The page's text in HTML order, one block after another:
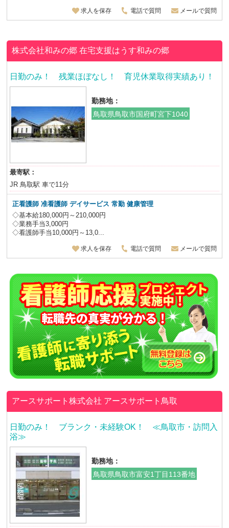
求人を保存 電話で質問 メールで質問
株式会社和みの郷在宅支援はうす和みの郷
日勤のみ！ 残業ほぼなし！ 育児休業取得実績あり！
勤務地：
鳥取県鳥取市国府町宮下1040
最寄駅：
JR 鳥取駅 車で11分
正看護師 准看護師 デイサービス 常勤 健康管理
◇基本給180,000円～210,000円
◇業務手当3,000円
◇看護師手当10,000円～13,0...
求人を保存 電話で質問 メールで質問
アースサポート株式会社 アースサポート鳥取
日勤のみ！ ブランク・未経験OK！ ≪鳥取市・訪問入
浴≫
勤務地：
鳥取県鳥取市富安1丁目113番地